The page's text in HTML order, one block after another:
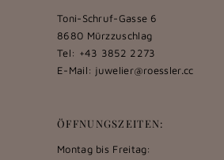
Toni-Schruf-Gasse 6
8680 Mürzzuschlag
Tel: +43 3852 2273
E-Mail: juwelier@roessler.cc
ÖFFNUNGSZEITEN:
Montag bis Freitag: